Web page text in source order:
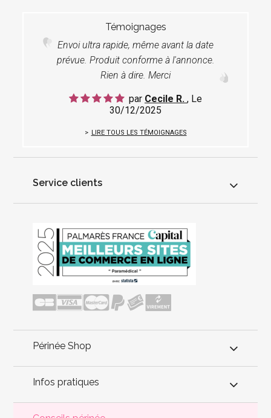
Témoignages
Envoi ultra rapide, même avant la date
prévue. Produit conforme à l'annonce.
Rien à dire. Merci
par Cecile R. , Le
30/12/2025
LIRE TOUS LES TÉMOIGNAGES
Service clients
Périnée Shop
Infos pratiques